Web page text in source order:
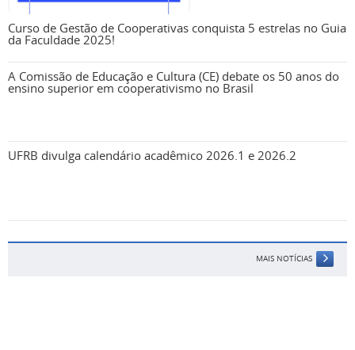
Curso de Gestão de Cooperativas conquista 5 estrelas no Guia
da Faculdade 2025!
A Comissão de Educação e Cultura (CE) debate os 50 anos do
ensino superior em cooperativismo no Brasil
UFRB divulga calendário acadêmico 2026.1 e 2026.2
MAIS NOTÍCIAS